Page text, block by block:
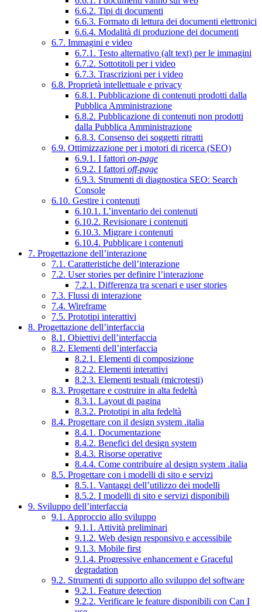
6.6.2. Tipi di documenti
6.6.3. Formato di lettura dei documenti elettronici
6.6.4. Modalità di produzione dei documenti
6.7. Immagini e video
6.7.1. Testo alternativo (alt text) per le immagini
6.7.2. Sottotitoli per i video
6.7.3. Trascrizioni per i video
6.8. Proprietà intellettuale e privacy
6.8.1. Pubblicazione di contenuti prodotti dalla
Pubblica Amministrazione
6.8.2. Pubblicazione di contenuti non prodotti
dalla Pubblica Amministrazione
6.8.3. Consenso dei soggetti ritratti
6.9. Ottimizzazione per i motori di ricerca (SEO)
6.9.1. I fattori on-page
6.9.2. I fattori off-page
6.9.3. Strumenti di diagnostica SEO: Search
Console
6.10. Gestire i contenuti
6.10.1. L’inventario dei contenuti
6.10.2. Revisionare i contenuti
6.10.3. Migrare i contenuti
6.10.4. Pubblicare i contenuti
7. Progettazione dell’interazione
7.1. Caratteristiche dell’interazione
7.2. User stories per definire l’interazione
7.2.1. Differenza tra scenari e user stories
7.3. Flussi di interazione
7.4. Wireframe
7.5. Prototipi interattivi
8. Progettazione dell’interfaccia
8.1. Obiettivi dell’interfaccia
8.2. Elementi dell’interfaccia
8.2.1. Elementi di composizione
8.2.2. Elementi interattivi
8.2.3. Elementi testuali (microtesti)
8.3. Progettare e costruire in alta fedeltà
8.3.1. Layout di pagina
8.3.2. Prototipi in alta fedeltà
8.4. Progettare con il design system .italia
8.4.1. Documentazione
8.4.2. Benefici del design system
8.4.3. Risorse operative
8.4.4. Come contribuire al design system .italia
8.5. Progettare con i modelli di sito e servizi
8.5.1. Vantaggi dell’utilizzo dei modelli
8.5.2. I modelli di sito e servizi disponibili
9. Sviluppo dell’interfaccia
9.1. Approccio allo sviluppo
9.1.1. Attività preliminari
9.1.2. Web design responsivo e accessibile
9.1.3. Mobile first
9.1.4. Progressive enhancement e Graceful
degradation
9.2. Strumenti di supporto allo sviluppo del software
9.2.1. Feature detection
9.2.2. Verificare le feature disponibili con Can I